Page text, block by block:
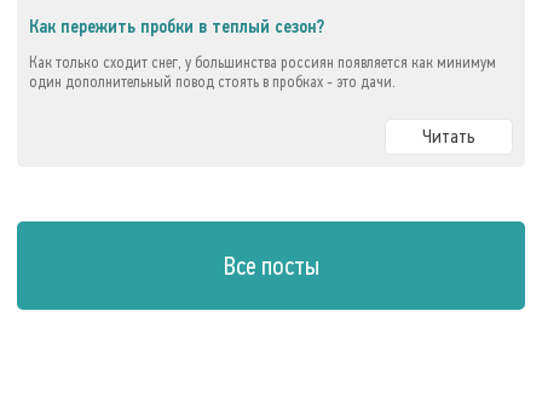
Как пережить пробки в теплый сезон?
Как только сходит снег, у большинства россиян появляется как минимум
один дополнительный повод стоять в пробках - это дачи.
Читать
Все посты